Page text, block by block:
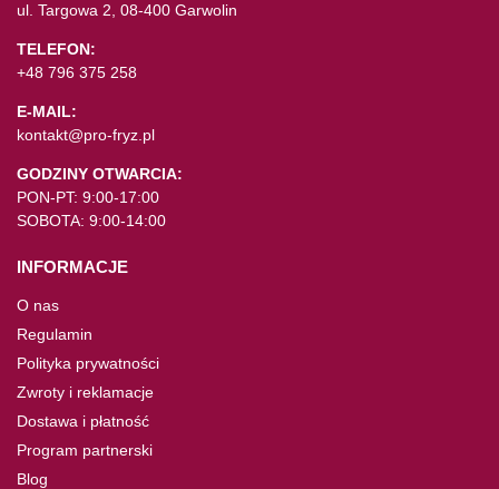
ul. Targowa 2, 08-400 Garwolin
TELEFON:
+48 796 375 258
E-MAIL:
kontakt@pro-fryz.pl
GODZINY OTWARCIA:
PON-PT: 9:00-17:00
SOBOTA: 9:00-14:00
INFORMACJE
O nas
Regulamin
Polityka prywatności
Zwroty i reklamacje
Dostawa i płatność
Program partnerski
Blog